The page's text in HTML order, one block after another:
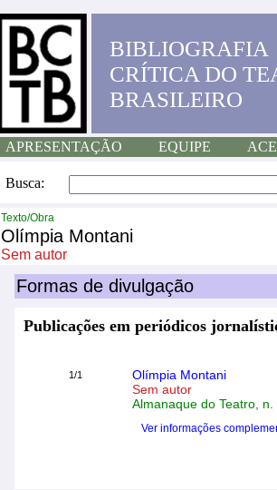
BIBLIOGRAFIA
CRÍTICA DO
BRASILEIRO
APRESENTAÇÃO EQUIPE
Busca:
Texto/Obra
Olímpia Montani
Sem autor
Formas de divulgação
Publicações em periódicos
1/1
Olímpia Montani
Sem autor
Almanaque do Teatro,
Ver informações